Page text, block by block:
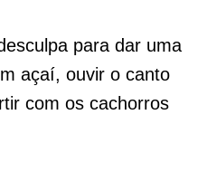
para dar uma
açaí, ouvir o canto
com os cachorros